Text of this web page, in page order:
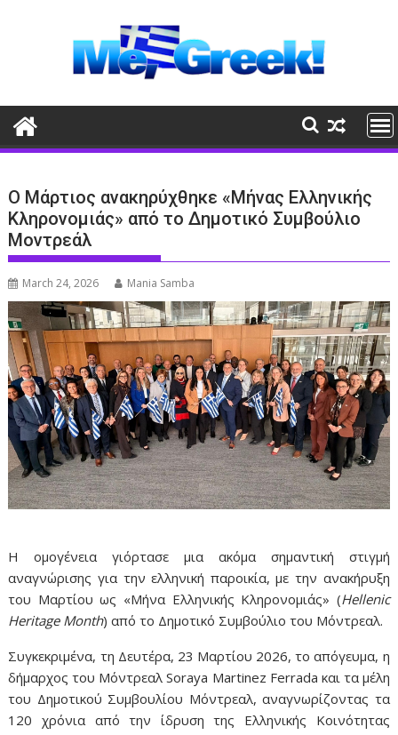
Ο Μάρτιος ανακηρύχθηκε «Μήνας Ελληνικής
Κληρονομιάς» από το Δημοτικό Συμβούλιο
Μοντρεάλ
March 24, 2026 Mania Samba
Η ομογένεια γιόρτασε μια ακόμα σημαντική στιγμή
αναγνώρισης για την ελληνική παροικία, με την ανακήρυξη
του Μαρτίου ως «Μήνα Ελληνικής Κληρονομιάς» (Hellenic
Heritage Month) από το Δημοτικό Συμβούλιο του Μόντρεαλ.
Συγκεκριμένα, τη Δευτέρα, 23 Μαρτίου 2026, το απόγευμα, η
δήμαρχος του Μόντρεαλ Soraya Martinez Ferrada και τα μέλη
του Δημοτικού Συμβουλίου Μόντρεαλ, αναγνωρίζοντας τα
120 χρόνια από την ίδρυση της Ελληνικής Κοινότητας